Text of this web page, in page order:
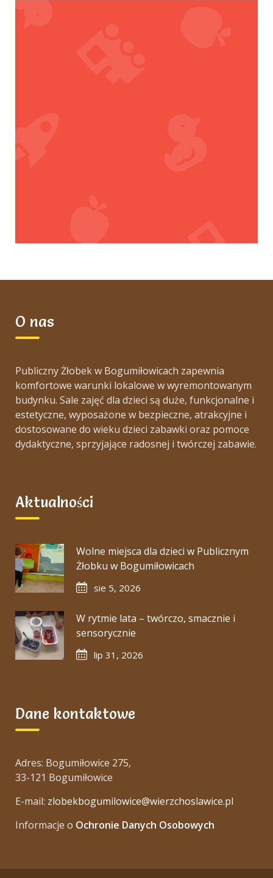
O nas
Publiczny Żłobek w Bogumiłowicach zapewnia
komfortowe warunki lokalowe w wyremontowanym
budynku. Sale zajęć dla dzieci są duże, funkcjonalne i
estetyczne, wyposażone w bezpieczne, atrakcyjne i
dostosowane do wieku dzieci zabawki oraz pomoce
dydaktyczne, sprzyjające radosnej i twórczej zabawie.
Aktualności
Wolne miejsca dla dzieci w Publicznym
Żłobku w Bogumiłowicach
sie 5, 2026
W rytmie lata – twórczo, smacznie i
sensorycznie
lip 31, 2026
Dane kontaktowe
Adres: Bogumiłowice 275,
33-121 Bogumiłowice
E-mail: zlobekbogumilowice@wierzchoslawice.pl
Informacje o Ochronie Danych Osobowych